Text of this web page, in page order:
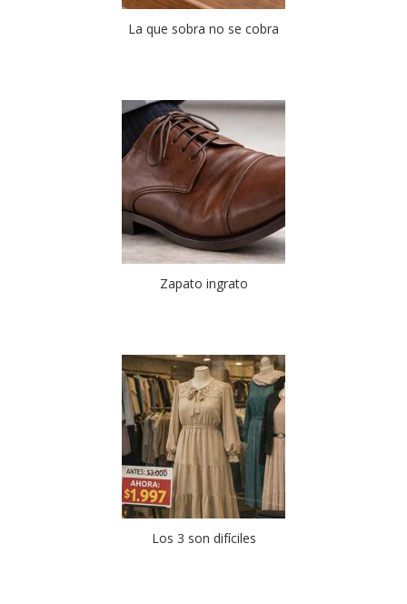
La que sobra no se cobra
Zapato ingrato
Los 3 son difíciles